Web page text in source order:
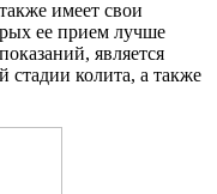
имеет свои
ее прием лучше
является
стадии колита, а также